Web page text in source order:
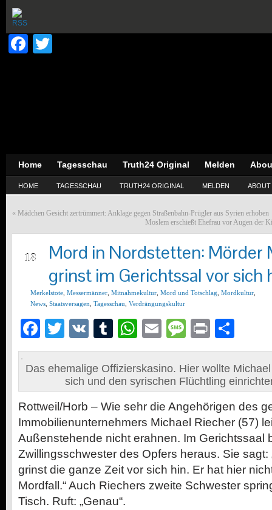
Facebook
Home Tagesschau Truth24 Original Melden
HOME TAGESSCHAU TRUTH24 ORIGINAL MELDEN ABOUT
« Mädchen Gesicht zertrümmert: Anklage gegen Straßenbahn-Prügler aus Syrien erhoben
Moslem erschießt Ehefrau vor Augen der
18
Mord in Nordstetten: Mörder
grinst im Gerichtssal vor sich
Merkelstote Messermänner Mitnahmekultur Mord und Totschlag Mordkultur
News Staatsversagen Tagesschau Verdrängungskultur
Facebook
Twitter
VK Tumblr
WhatsApp
EmailMessage
Print
Das ehemalige Offizierskasino. Hier wollte
sich und den syrischen Flüchtling
Rottweil/Horb – Wie sehr die Angehörigen des
Immobilienunternehmers Michael Riecher (57)
Außenstehende nicht erahnen. Im Gerichtssaal
Zwillingsschwester des Opfers heraus. Sie sagt:
grinst die ganze Zeit vor sich hin. Er hat hier
Mordfall.“ Auch Riechers zweite Schwester
Tisch. Ruft: „Genau“.